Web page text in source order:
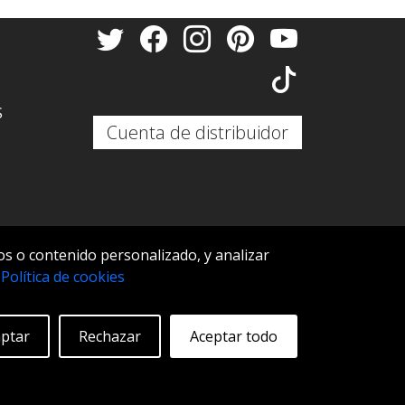
o contenido personalizado, y analizar
Política de cookies
Aceptar todo
Rechazar
Cuenta de distribuidor